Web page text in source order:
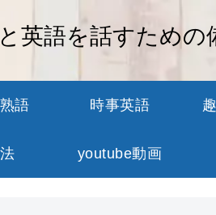
英語を話すための
語 時事英語
youtube動画